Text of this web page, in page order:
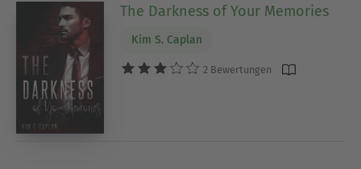
The Darkness of Your Memories
Kim S. Caplan
2 Bewertungen